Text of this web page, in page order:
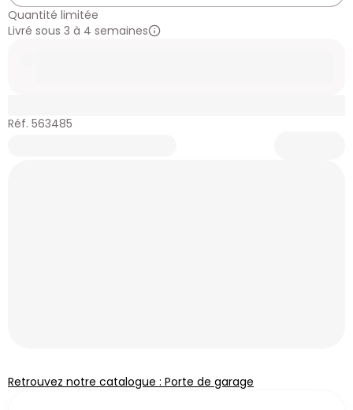
Quantité limitée
Livré sous 3 à 4 semaines
Réf. 563485
Retrouvez notre catalogue : Porte de garage